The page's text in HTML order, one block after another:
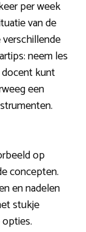
per week
van de
neem les
kunt
een
op
concepten.
en nadelen
stukje